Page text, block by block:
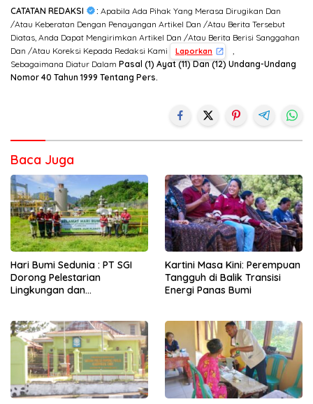
CATATAN REDAKSI : Apabila Ada Pihak Yang Merasa Dirugikan Dan
/Atau Keberatan Dengan Penayangan Artikel Dan /Atau Berita Tersebut
Diatas, Anda Dapat Mengirimkan Artikel Dan /Atau Berita Berisi Sanggahan
Dan /Atau Koreksi Kepada Redaksi Kami
Laporkan
,
Sebagaimana Diatur Dalam Pasal (1) Ayat (11) Dan (12) Undang-Undang
Nomor 40 Tahun 1999 Tentang Pers.
Baca Juga
Hari Bumi Sedunia : PT SGI
Dorong Pelestarian
Lingkungan dan
Kartini Masa Kini: Perempuan
Tangguh di Balik Transisi
Energi Panas Bumi